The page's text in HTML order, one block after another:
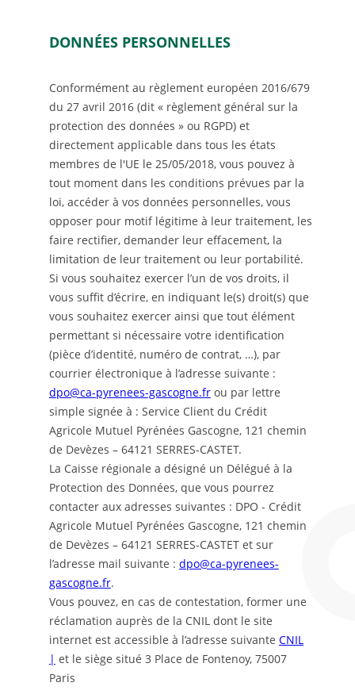
DONNÉES PERSONNELLES
Conformément au règlement européen 2016/679
du 27 avril 2016 (dit « règlement général sur la
protection des données » ou RGPD) et
directement applicable dans tous les états
membres de l'UE le 25/05/2018, vous pouvez à
tout moment dans les conditions prévues par la
loi, accéder à vos données personnelles, vous
opposer pour motif légitime à leur traitement, les
faire rectifier, demander leur effacement, la
limitation de leur traitement ou leur portabilité.
Si vous souhaitez exercer l’un de vos droits, il
vous suffit d’écrire, en indiquant le(s) droit(s) que
vous souhaitez exercer ainsi que tout élément
permettant si nécessaire votre identification
(pièce d’identité, numéro de contrat, …), par
courrier électronique à l’adresse suivante :
dpo@ca-pyrenees-gascogne.frou par lettre
simple signée à : Service Client du Crédit
Agricole Mutuel Pyrénées Gascogne, 121 chemin
de Devèzes – 64121 SERRES-CASTET.
La Caisse régionale a désigné un Délégué à la
Protection des Données, que vous pourrez
contacter aux adresses suivantes : DPO - Crédit
Agricole Mutuel Pyrénées Gascogne, 121 chemin
de Devèzes – 64121 SERRES-CASTET et sur
l’adresse mail suivante : dpo@ca-pyrenees-
gascogne.fr.
Vous pouvez, en cas de contestation, former une
réclamation auprès de la CNIL dont le site
internet est accessible à l’adresse suivante CNIL
| et le siège situé 3 Place de Fontenoy, 75007
Paris